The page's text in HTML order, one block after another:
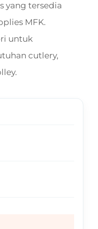
yang tersedia
MFK.
untuk
cutlery,